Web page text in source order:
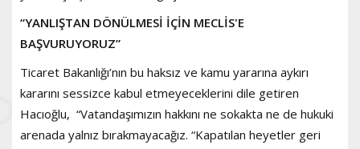
“YANLIŞTAN DÖNÜLMESİ İÇİN MECLİS'E
BAŞVURUYORUZ”
Ticaret Bakanlığı’nın bu haksız ve kamu yararına aykırı
kararını sessizce kabul etmeyeceklerini dile getiren
Hacıoğlu, “Vatandaşımızın hakkını ne sokakta ne de hukuki
arenada yalnız bırakmayacağız. “Kapatılan heyetler geri